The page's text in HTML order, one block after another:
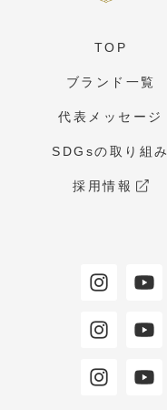
TOP
ブランド一覧
代表メッセージ
SDGsの取り組み
採用情報